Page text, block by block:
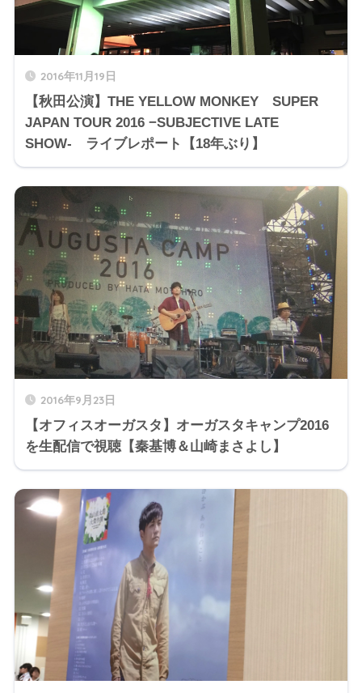
2016年11月19日
【秋田公演】THE YELLOW MONKEY SUPER
JAPAN TOUR 2016 −SUBJECTIVE LATE
SHOW- ライブレポート【18年ぶり】
2016年9月23日
【オフィスオーガスタ】オーガスタキャンプ2016
を生配信で視聴【秦基博＆山崎まさよし】